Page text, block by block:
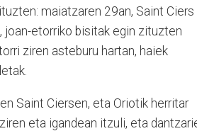
maiatzaren 29an, Saint Ciers
joan-etorriko bisitak egin zituzten
ziren asteburu hartan, haiek
Saint Ciersen, eta Oriotik herritar
eta igandean itzuli, eta